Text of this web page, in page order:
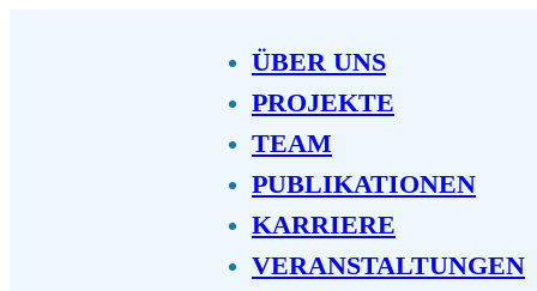
ÜBER UNS
PROJEKTE
TEAM
PUBLIKATIONEN
KARRIERE
VERANSTALTUNGEN